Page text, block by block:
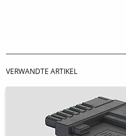
VERWANDTE ARTIKEL